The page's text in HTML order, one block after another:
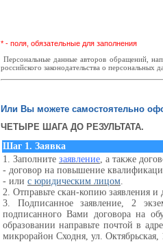
* - поля, обязательные для заполнения
Персональные данные авторов обращений,
российского законодательства о персональных
Или Вы можете самостоятельно
ЧЕТЫРЕ ШАГА ДО РЕЗУЛЬТАТА.
Шаг 1. Заявка
1. Заполните заявление, а также
- договор на повышение
- или с юридическим лицом.
2. Отправьте скан-копию заявления
3. Подписанное заявление, 2
подписанного Вами договора на
образовании направьте почтой в
микрорайон Сходня, ул. Октябрьская,